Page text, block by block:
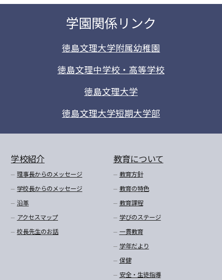
学園関係リンク
徳島文理大学附属幼稚園
徳島文理中学校・高等学校
徳島文理大学
徳島文理大学短期大学部
学校紹介
理事長からのメッセージ
学校長からのメッセージ
沿革
アクセスマップ
校長先生のお話
教育について
教育方針
教育の特色
教育課程
学びのステージ
一貫教育
学年だより
保健
安全・生徒指導